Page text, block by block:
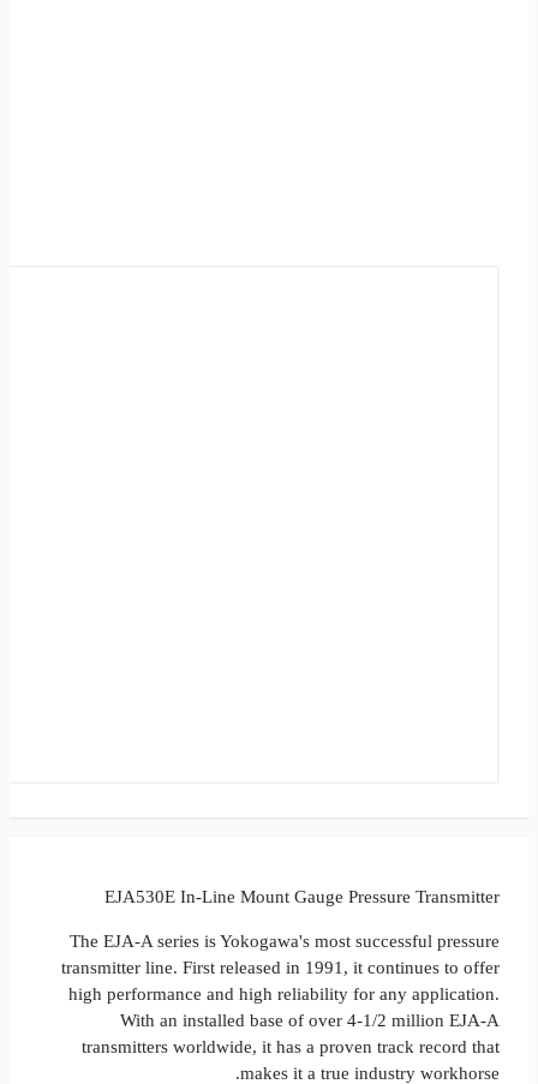
EJA530E In-Line Mount Gauge Pressure Transmitter
The EJA-A series is Yokogawa's most successful pressure
transmitter line. First released in 1991, it continues to offer
high performance and high reliability for any application.
With an installed base of over 4-1/2 million EJA-A
transmitters worldwide, it has a proven track record that
makes it a true industry workhorse.